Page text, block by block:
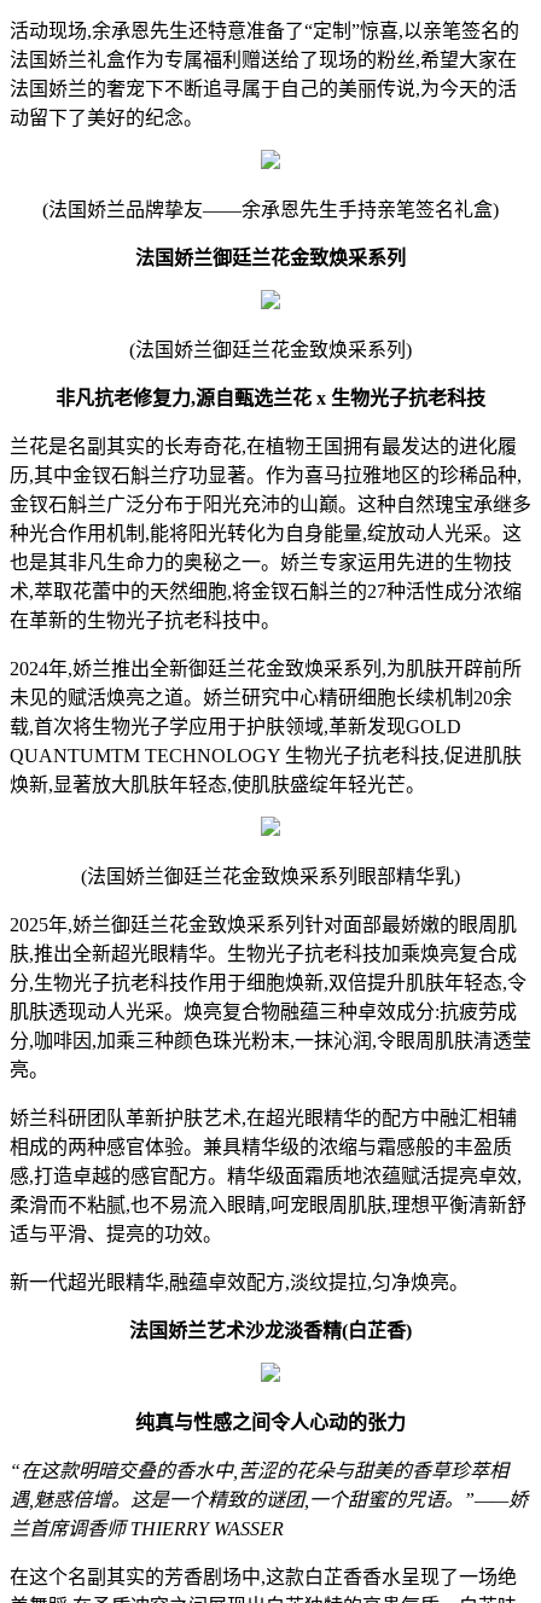
活动现场,余承恩先生还特意准备了“定制”惊喜,以亲笔签名的
法国娇兰礼盒作为专属福利赠送给了现场的粉丝,希望大家在
法国娇兰的奢宠下不断追寻属于自己的美丽传说,为今天的活
动留下了美好的纪念。
(法国娇兰品牌挚友——余承恩先生手持亲笔签名礼盒)
法国娇兰御廷兰花金致焕采系列
(法国娇兰御廷兰花金致焕采系列)
非凡抗老修复力,源自甄选兰花 x 生物光子抗老科技
兰花是名副其实的长寿奇花,在植物王国拥有最发达的进化履
历,其中金钗石斛兰疗功显著。作为喜马拉雅地区的珍稀品种,
金钗石斛兰广泛分布于阳光充沛的山巅。这种自然瑰宝承继多
种光合作用机制,能将阳光转化为自身能量,绽放动人光采。这
也是其非凡生命力的奥秘之一。娇兰专家运用先进的生物技
术,萃取花蕾中的天然细胞,将金钗石斛兰的27种活性成分浓缩
在革新的生物光子抗老科技中。
2024年,娇兰推出全新御廷兰花金致焕采系列,为肌肤开辟前所
未见的赋活焕亮之道。娇兰研究中心精研细胞长续机制20余
载,首次将生物光子学应用于护肤领域,革新发现GOLD
QUANTUMTM TECHNOLOGY 生物光子抗老科技,促进肌肤
焕新,显著放大肌肤年轻态,使肌肤盛绽年轻光芒。
(法国娇兰御廷兰花金致焕采系列眼部精华乳)
2025年,娇兰御廷兰花金致焕采系列针对面部最娇嫩的眼周肌
肤,推出全新超光眼精华。生物光子抗老科技加乘焕亮复合成
分,生物光子抗老科技作用于细胞焕新,双倍提升肌肤年轻态,令
肌肤透现动人光采。焕亮复合物融蕴三种卓效成分:抗疲劳成
分,咖啡因,加乘三种颜色珠光粉末,一抹沁润,令眼周肌肤清透莹
亮。
娇兰科研团队革新护肤艺术,在超光眼精华的配方中融汇相辅
相成的两种感官体验。兼具精华级的浓缩与霜感般的丰盈质
感,打造卓越的感官配方。精华级面霜质地浓蕴赋活提亮卓效,
柔滑而不粘腻,也不易流入眼睛,呵宠眼周肌肤,理想平衡清新舒
适与平滑、提亮的功效。
新一代超光眼精华,融蕴卓效配方,淡纹提拉,匀净焕亮。
法国娇兰艺术沙龙淡香精(白芷香)
纯真与性感之间令人心动的张力
“在这款明暗交叠的香水中,苦涩的花朵与甜美的香草珍萃相
遇,魅惑倍增。这是一个精致的谜团,一个甜蜜的咒语。”——娇
兰首席调香师 THIERRY WASSER
在这个名副其实的芳香剧场中,这款白芷香香水呈现了一场绝